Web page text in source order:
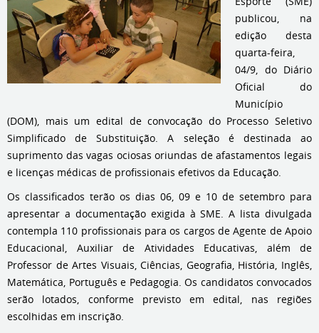
publicou, na
edição desta
quarta-feira,
04/9, do Diário
Oficial do
Município
(DOM), mais um edital de convocação do Processo Seletivo
Simplificado de Substituição. A seleção é destinada ao
suprimento das vagas ociosas oriundas de afastamentos legais
e licenças médicas de profissionais efetivos da Educação.
Os classificados terão os dias 06, 09 e 10 de setembro para
apresentar a documentação exigida à SME. A lista divulgada
contempla 110 profissionais para os cargos de Agente de Apoio
Educacional, Auxiliar de Atividades Educativas, além de
Professor de Artes Visuais, Ciências, Geografia, História, Inglês,
Matemática, Português e Pedagogia. Os candidatos convocados
serão lotados, conforme previsto em edital, nas regiões
escolhidas em inscrição.